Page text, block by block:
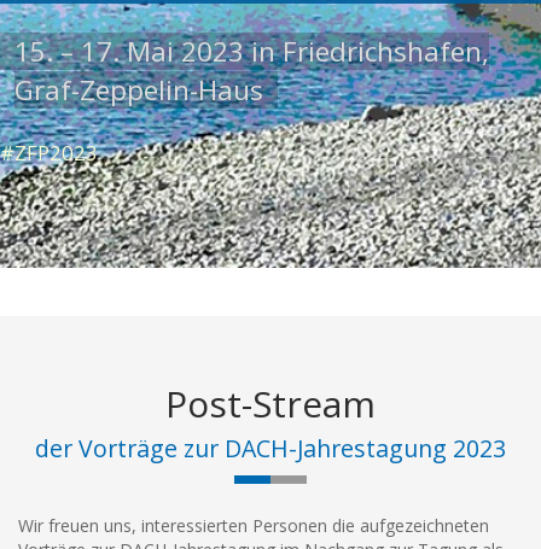
15. – 17. Mai 2023 in Friedrichshafen,
Graf-Zeppelin-Haus
#ZFP2023
Post-Stream
der Vorträge zur DACH-Jahrestagung 2023
Wir freuen uns, interessierten Personen die aufgezeichneten